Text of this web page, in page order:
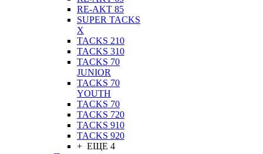
RE-AKT 85
SUPER TACKS
X
TACKS 210
TACKS 310
TACKS 70
JUNIOR
TACKS 70
YOUTH
TACKS 70
TACKS 720
TACKS 910
TACKS 920
+ ЕЩЕ 4